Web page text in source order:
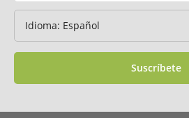
Suscríbete